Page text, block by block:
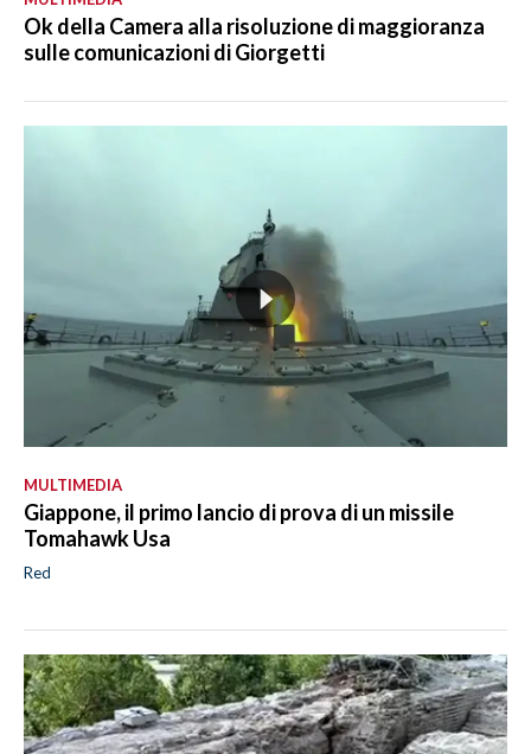
Ok della Camera alla risoluzione di maggioranza
sulle comunicazioni di Giorgetti
MULTIMEDIA
Giappone, il primo lancio di prova di un missile
Tomahawk Usa
Red